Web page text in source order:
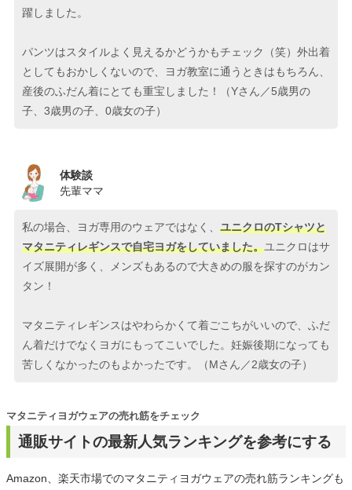
躍しました。
パンツはスタイルよく見えるかどうかもチェック（笑）外出着
としてもおかしくないので、ヨガ教室に通うときはもちろん、
産後のふだん着にとても重宝しました！（Yさん／5歳男の
子、3歳男の子、0歳女の子）
体験談
先輩ママ
私の場合、ヨガ専用のウェアではなく、 ユニクロのTシャツと
マタニティレギンスで自宅ヨガをしていました。ユニクロはサ
イズ展開が多く、メンズもあるので大きめの服を探すのがカン
タン！
マタニティレギンスはやわらかくて着ごこちがいいので、ふだ
ん着だけでなくヨガにもってこいでした。妊娠後期になっても
苦しくなかったのもよかったです。（Mさん／2歳女の子）
通販サイトの最新人気ランキングを参考にする
マタニティヨガウェアの売れ筋をチェック
Amazon、楽天市場でのマタニティヨガウェアの売れ筋ランキングも